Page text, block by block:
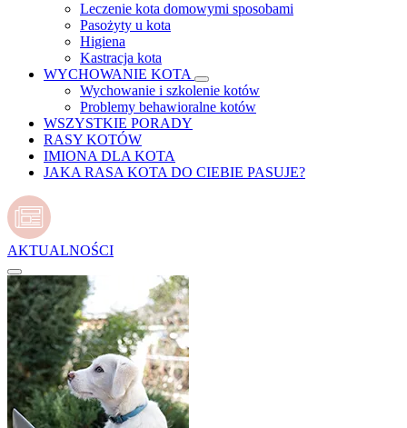
Leczenie kota domowymi sposobami
Pasożyty u kota
Higiena
Kastracja kota
WYCHOWANIE KOTA
Wychowanie i szkolenie kotów
Problemy behawioralne kotów
WSZYSTKIE PORADY
RASY KOTÓW
IMIONA DLA KOTA
JAKA RASA KOTA DO CIEBIE PASUJE?
AKTUALNOŚCI